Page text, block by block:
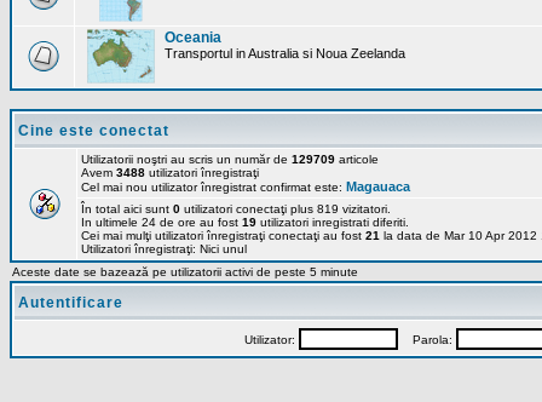
Oceania
Transportul in Australia si Noua Zeelanda
Cine este conectat
Utilizatorii noştri au scris un număr de 129709 articole
Avem 3488 utilizatori înregistraţi
Cel mai nou utilizator înregistrat confirmat este: Magauaca
În total aici sunt 0 utilizatori conectaţi plus 819 vizitatori.
In ultimele 24 de ore au fost 19 utilizatori inregistrati diferiti.
Cei mai mulţi utilizatori înregistraţi conectaţi au fost 21 la data de Mar 10 Apr 2012
Utilizatori înregistraţi: Nici unul
Aceste date se bazează pe utilizatorii activi de peste 5 minute
Autentificare
Utilizator: Parola: